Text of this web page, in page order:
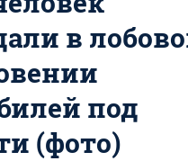
в
под
(фото)